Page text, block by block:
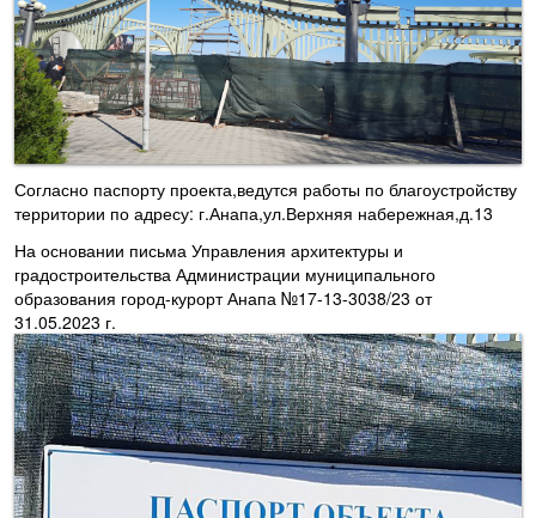
Согласно паспорту проекта,ведутся работы по благоустройству
территории по адресу: г.Анапа,ул.Верхняя набережная,д.13
На основании письма Управления архитектуры и
градостроительства Администрации муниципального
образования город-курорт Анапа №17-13-3038/23 от
31.05.2023 г.